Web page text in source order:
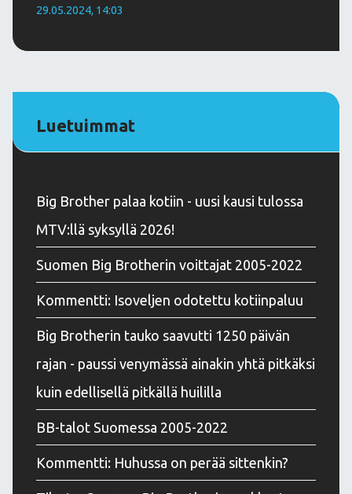
29.05.2024, 14:03
Luetuimmat
Big Brother palaa kotiin - uusi kausi tulossa
MTV:llä syksyllä 2026!
Suomen Big Brotherin voittajat 2005-2022
Kommentti: Isoveljen odotettu kotiinpaluu
Big Brotherin tauko saavutti 1250 päivän
rajan - paussi venymässä ainakin yhtä pitkäksi
kuin edellisellä pitkällä huililla
BB-talot Suomessa 2005-2022
Kommentti: Huhussa on perää sittenkin?